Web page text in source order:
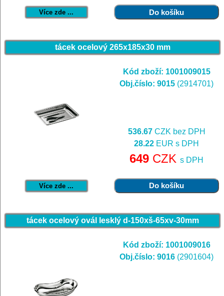
Více zde ...
tácek ocelový 265x185x30 mm
Kód zboží: 1001009015
Obj.číslo: 9015 (2914701)
536.67CZK bez DPH
28.22 EUR s DPH
649 CZK s DPH
Více zde ...
tácek ocelový ovál lesklý d-150xš-65xv-30mm
Kód zboží: 1001009016
Obj.číslo: 9016 (2901604)